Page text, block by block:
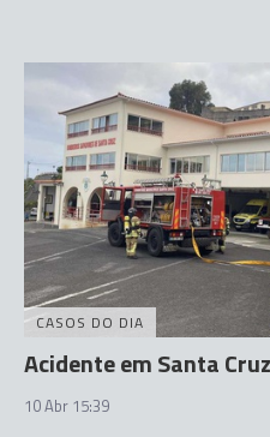
CASOS DO DIA
Acidente em Santa
10 Abr 15:39